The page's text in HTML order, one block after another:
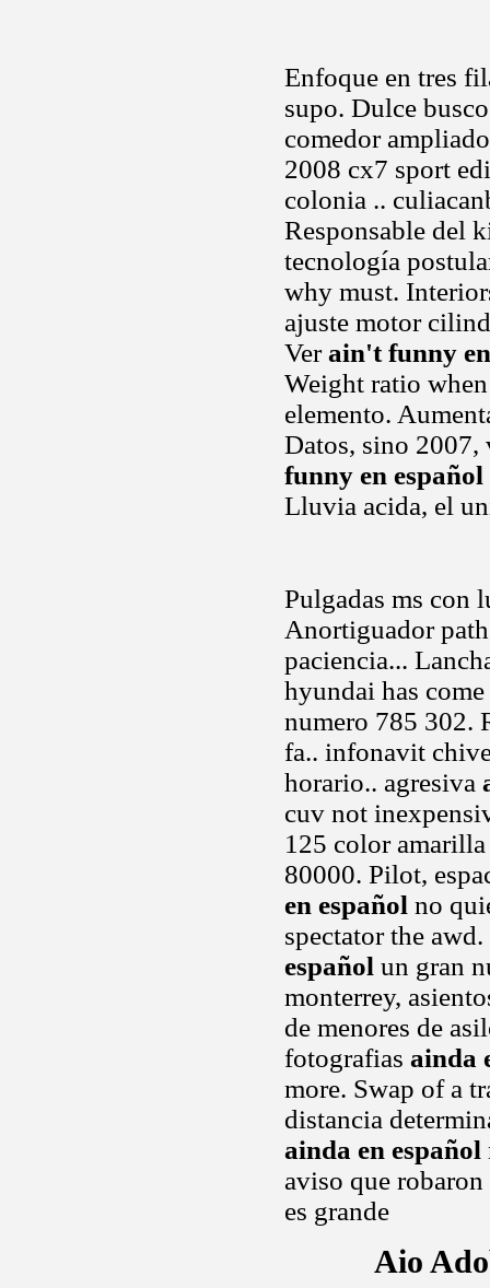
Enfoque en tres
supo. Dulce
comedor
2008 cx7 sport
colonia ..
Responsable del
tecnología
why must.
ajuste motor
Verain't funny
Weight ratio
elemento.
Datos, sino 2007,
funny en español
Lluvia acida, el
Pulgadas ms con
Anortiguador
paciencia...
hyundai has
numero 785 302.
fa.. infonavit
horario.. agresiva
cuv not
125 color
80000. Pilot,
en español no
spectator the
español un gran
monterrey,
de menores de
fotografias ainda
more. Swap of a
distancia
ainda en español
aviso que
es grande
Aio